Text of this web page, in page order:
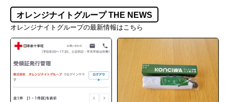
オレンジナイトグループ THE NEWS
オレンジナイトグループの最新情報はこちら